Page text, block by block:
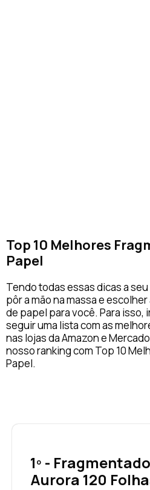
Top 10 Melhores
Papel
Tendo todas essas dicas a
pôr a mão na massa e
de papel para você. Para isso,
seguir uma lista com as
nas lojas da Amazon e
nosso ranking com Top 10
Papel.
1º -
Aurora 120